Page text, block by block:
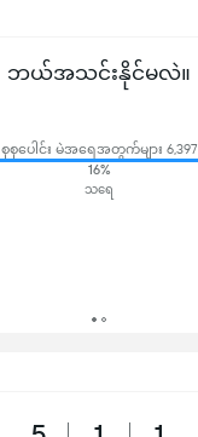
ဘယ်အသင်းနိုင်မလဲ။
စုစုပေါင်း မဲအရေအတွက်များ 6,397
16%
သရေ